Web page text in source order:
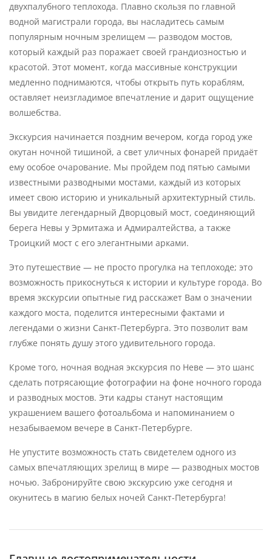
двухпалубного теплохода. Плавно скользя по главной
водной магистрали города, вы насладитесь самым
популярным ночным зрелищем — разводом мостов,
который каждый раз поражает своей грандиозностью и
красотой. Этот момент, когда массивные конструкции
медленно поднимаются, чтобы открыть путь кораблям,
оставляет неизгладимое впечатление и дарит ощущение
волшебства.
Экскурсия начинается поздним вечером, когда город уже
окутан ночной тишиной, а свет уличных фонарей придаёт
ему особое очарование. Мы пройдем под пятью самыми
известными разводными мостами, каждый из которых
имеет свою историю и уникальный архитектурный стиль.
Вы увидите легендарный Дворцовый мост, соединяющий
берега Невы у Эрмитажа и Адмиралтейства, а также
Троицкий мост с его элегантными арками.
Это путешествие — не просто прогулка на теплоходе; это
возможность прикоснуться к истории и культуре города. Во
время экскурсии опытные гид расскажет Вам о значении
каждого моста, поделится интересными фактами и
легендами о жизни Санкт-Петербурга. Это позволит вам
глубже понять душу этого удивительного города.
Кроме того, ночная водная экскурсия по Неве — это шанс
сделать потрясающие фотографии на фоне ночного города
и разводных мостов. Эти кадры станут настоящим
украшением вашего фотоальбома и напоминанием о
незабываемом вечере в Санкт-Петербурге.
Не упустите возможность стать свидетелем одного из
самых впечатляющих зрелищ в мире — разводных мостов
ночью. Забронируйте свою экскурсию уже сегодня и
окунитесь в магию белых ночей Санкт-Петербурга!